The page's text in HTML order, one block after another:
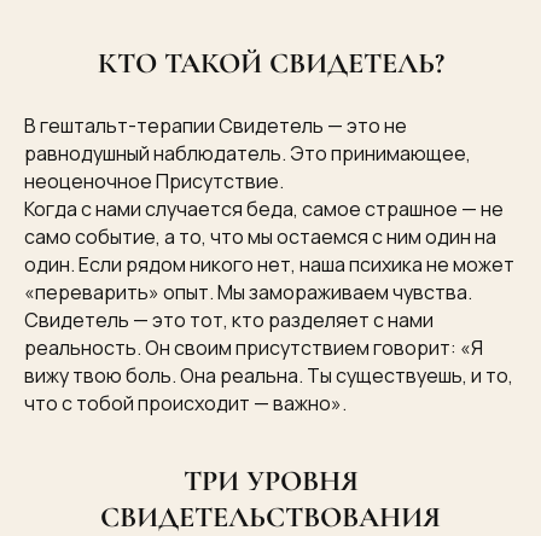
КТО ТАКОЙ СВИДЕТЕЛЬ?
В гештальт-терапии Свидетель — это не
равнодушный наблюдатель. Это принимающее,
неоценочное Присутствие.
Когда с нами случается беда, самое страшное — не
само событие, а то, что мы остаемся с ним один на
один. Если рядом никого нет, наша психика не может
«переварить» опыт. Мы замораживаем чувства.
Свидетель — это тот, кто разделяет с нами
реальность. Он своим присутствием говорит: «Я
вижу твою боль. Она реальна. Ты существуешь, и то,
что с тобой происходит — важно».
ТРИ УРОВНЯ
СВИДЕТЕЛЬСТВОВАНИЯ